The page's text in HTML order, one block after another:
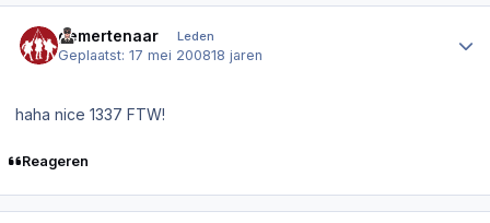
gemertenaar Leden
Geplaatst:17 mei 200818 jaren
haha nice 1337 FTW!
Reageren